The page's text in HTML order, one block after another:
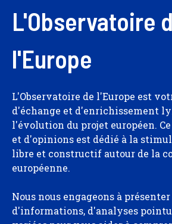
L'Observatoire
l'Europe
L'Observatoire de l'Europe est
d'échange et d'enrichissement
l'évolution du projet européen.
et d'opinions est dédié à la
libre et constructif autour de la
européenne.
Nous nous engageons à
d'informations, d'analyses